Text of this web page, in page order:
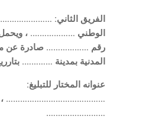
الفريق الثاني:
الوطني ………………. ،
رقم ……………… صادرة عن
المدنية بمدينة ………….
عنوانه المختار للتبليغ:
…………………………………… ، رقم
…………………….